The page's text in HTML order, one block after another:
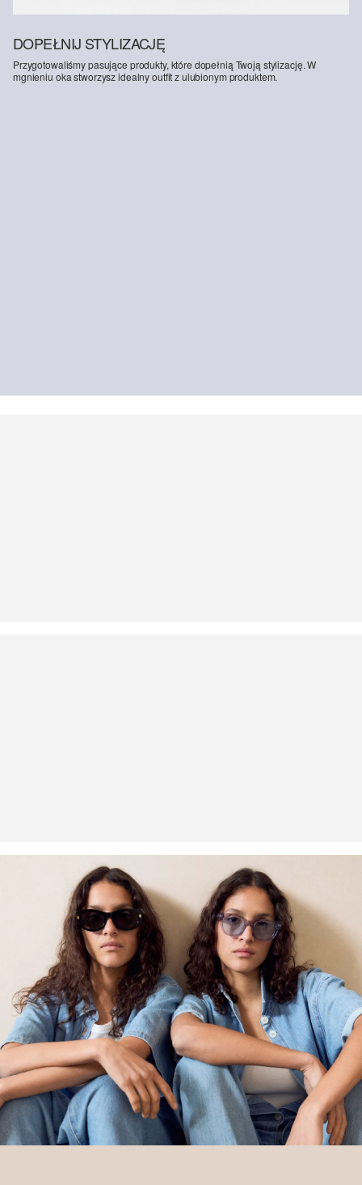
DOPEŁNIJ STYLIZACJĘ
Przygotowaliśmy pasujące produkty, które dopełnią Twoją stylizację. W
mgnieniu oka stworzysz idealny outfit z ulubionym produktem.